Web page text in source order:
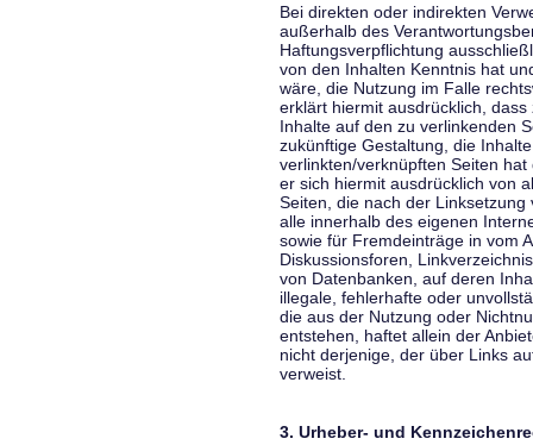
Bei direkten oder indirekten
außerhalb des
Haftungsverpflichtung
von den Inhalten Kenntnis hat
wäre, die Nutzung im Falle
erklärt hiermit ausdrücklich,
Inhalte auf den zu verlinkenden
zukünftige Gestaltung, die
verlinkten/verknüpften Seiten
er sich hiermit ausdrücklich von
Seiten, die nach der
alle innerhalb des eigenen
sowie für Fremdeinträge in vom
Diskussionsforen,
von Datenbanken, auf deren
illegale, fehlerhafte oder
die aus der Nutzung oder
entstehen, haftet allein der
nicht derjenige, der über Links
verweist.
3. Urheber- und